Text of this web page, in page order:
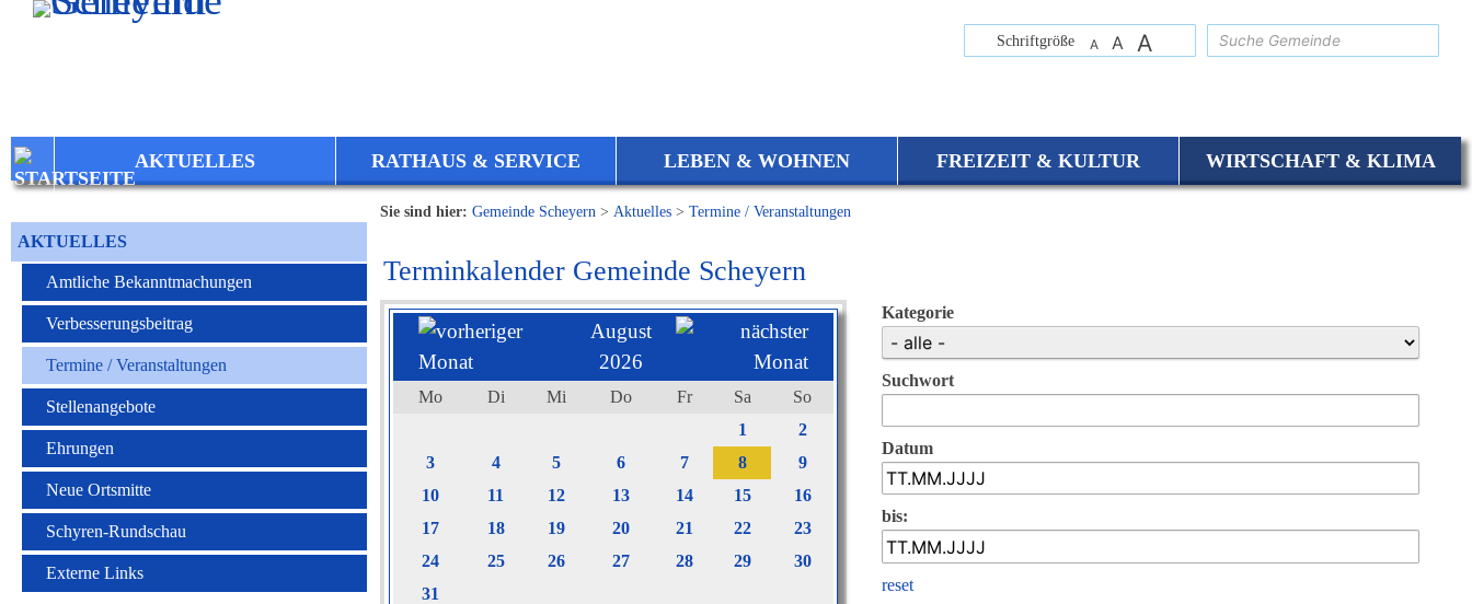
Zum Inhalt,zur Navigationoder
Schriftgröße A A A
AKTUELLES RATHAUS & SERVICE LEBEN & WOHNEN FREIZEIT & KULTUR WIRTSCHAFT & KLIMA
AKTUELLES
Amtliche Bekanntmachungen
Verbesserungsbeitrag
Termine / Veranstaltungen
Stellenangebote
Ehrungen
Neue Ortsmitte
Schyren-Rundschau
Externe Links
Sie sind hier: Gemeinde Scheyern > Aktuelles > Termine / Veranstaltungen
Terminkalender Gemeinde Scheyern
August
2026
Mo Di Mi Do Fr Sa
So
1
2
3
4 5 6 7 8
9
10
11 12 13 14 15
16
17
18 19 20 21 22
23
24
25 26 27 28 29
30
31
Kategorie
Suchwort
Datum
bis:
reset